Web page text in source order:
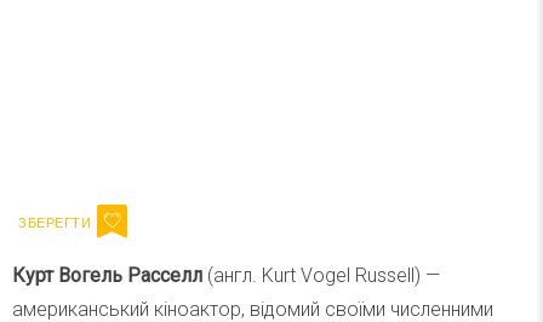
Курт Вогель Расселл (англ. Kurt Vogel Russell) —
американський кіноактор, відомий своїми численними